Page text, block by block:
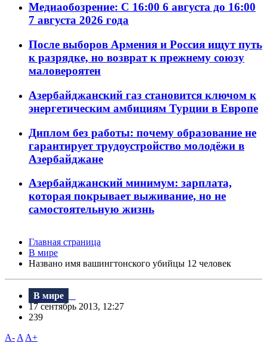
Медиаобозрение: С 16:00 6 августа до 16:00
7 августа 2026 года
После выборов Армения и Россия ищут путь
к разрядке, но возврат к прежнему союзу
маловероятен
Азербайджанский газ становится ключом к
энергетическим амбициям Турции в Европе
Диплом без работы: почему образование не
гарантирует трудоустройство молодёжи в
Азербайджане
Азербайджанский минимум: зарплата,
которая покрывает выживание, но не
самостоятельную жизнь
Главная страница
В мире
Названо имя вашингтонского убийцы 12 человек
В мире
17 сентябрь 2013, 12:27
239
A- A A+